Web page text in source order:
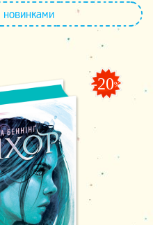
новинками
-20%